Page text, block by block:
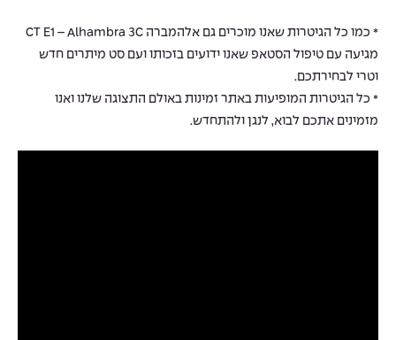
* כמו כל הגיטרות שאנו מוכרים גם אלהמברה CT E1 – Alhambra 3C
מגיעה עם טיפול הסטאפ שאנו ידועים בזכותו ועם סט מיתרים חדש
וטרי לבחירתכם.
* כל הגיטרות המופיעות באתר זמינות באולם התצוגה שלנו ואנו
מזמינים אתכם לבוא, לנגן ולהתחדש.